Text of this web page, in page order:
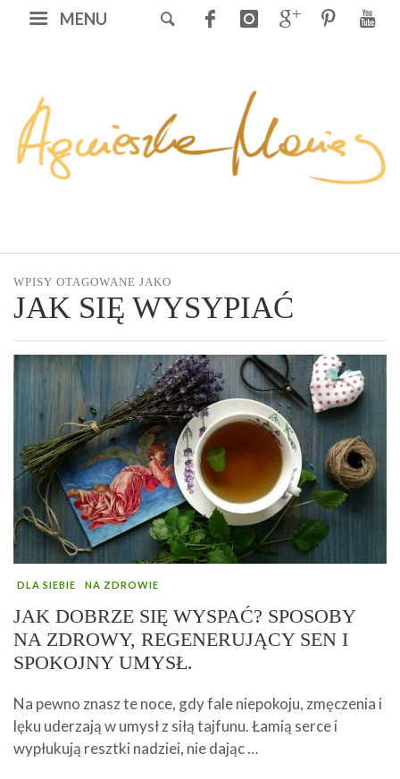
MENU
WPISY OTAGOWANE JAKO
JAK SIĘ WYSYPIAĆ
DLA SIEBIE NA ZDROWIE
JAK DOBRZE SIĘ WYSPAĆ? SPOSOBY
NA ZDROWY, REGENERUJĄCY SEN I
SPOKOJNY UMYSŁ.
Na pewno znasz te noce, gdy fale niepokoju, zmęczenia i
lęku uderzają w umysł z siłą tajfunu. Łamią serce i
wypłukują resztki nadziei, nie dając …